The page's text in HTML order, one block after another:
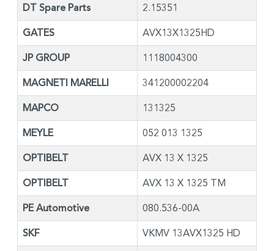
DT Spare Parts 2.15351
GATES AVX13X1325HD
JP GROUP 1118004300
MAGNETI MARELLI 341200002204
MAPCO 131325
MEYLE 052 013 1325
OPTIBELT AVX 13 X 1325
OPTIBELT AVX 13 X 1325 TM
PE Automotive 080.536-00A
SKF VKMV 13AVX1325 HD